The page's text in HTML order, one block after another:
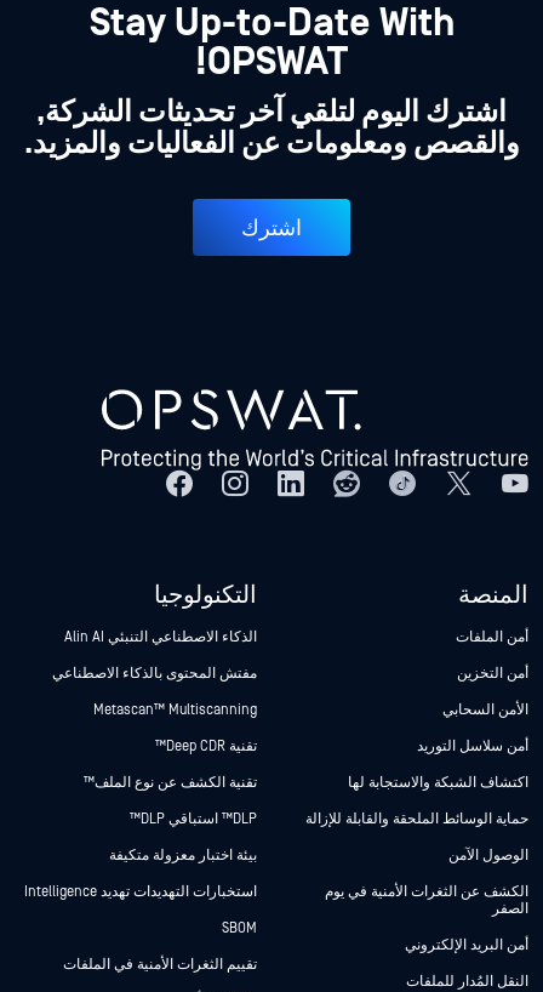
Stay Up-to-Date With
OPSWAT!
اشترك اليوم لتلقي آخر تحديثات الشركة,
والقصص ومعلومات عن الفعاليات والمزيد.
اشترك
المنصة
أمن الملفات
أمن التخزين
الأمن السحابي
أمن سلاسل التوريد
اكتشاف الشبكة والاستجابة لها
حماية الوسائط الملحقة والقابلة للإزالة
الوصول الآمن
الكشف عن الثغرات الأمنية في يوم
الصفر
أمن البريد الإلكتروني
النقل المُدار للملفات
التكنولوجيا
الذكاء الاصطناعي التنبئي Alin AI
مفتش المحتوى بالذكاء الاصطناعي
Metascan™ Multiscanning
تقنية Deep CDR™
تقنية الكشف عن نوع الملف™
DLP™ استباقي DLP™
بيئة اختبار معزولة متكيفة
استخبارات التهديدات تهديد Intelligence
SBOM
تقييم الثغرات الأمنية في الملفات